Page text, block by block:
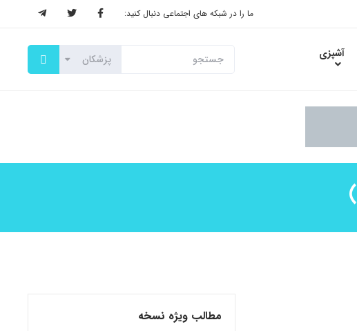
ما را در شبکه های اجتماعی دنبال کنید:
آشپزی
مطالب ویژه نسخه